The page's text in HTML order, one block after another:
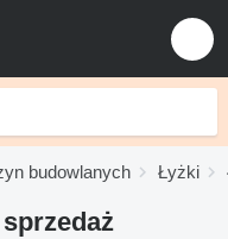
budowlanych Łyżki